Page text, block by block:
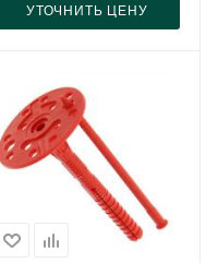
УТОЧНИТЬ ЦЕНУ